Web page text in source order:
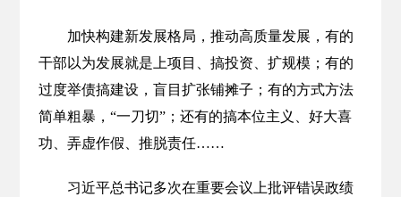
加快构建新发展格局，推动高质量发展，有的
干部以为发展就是上项目、搞投资、扩规模；有的
过度举债搞建设，盲目扩张铺摊子；有的方式方法
简单粗暴，“一刀切”；还有的搞本位主义、好大喜
功、弄虚作假、推脱责任……
习近平总书记多次在重要会议上批评错误政绩